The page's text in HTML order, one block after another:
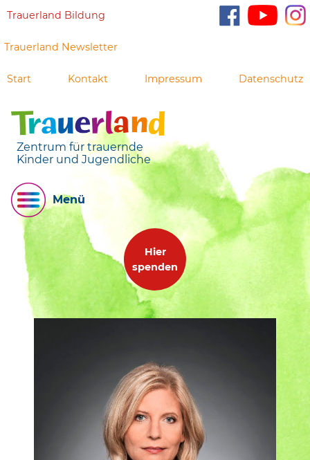
Trauerland Bildung
Trauerland Newsletter
Start Kontakt Impressum Datenschutz
Zentrum für trauernde
Kinder und Jugendliche
Menü
Hier
spenden